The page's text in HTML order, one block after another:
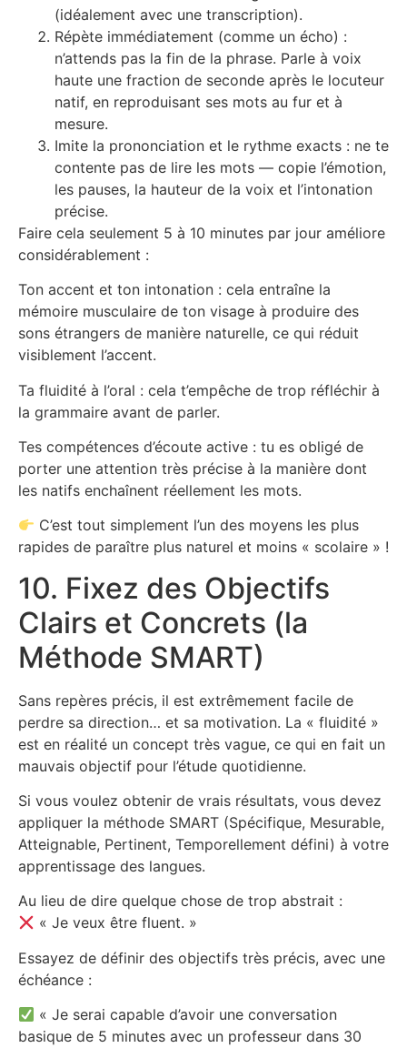
(idéalement avec une transcription).
Répète immédiatement (comme un écho) :
n’attends pas la fin de la phrase. Parle à voix
haute une fraction de seconde après le locuteur
natif, en reproduisant ses mots au fur et à
mesure.
Imite la prononciation et le rythme exacts : ne te
contente pas de lire les mots — copie l’émotion,
les pauses, la hauteur de la voix et l’intonation
précise.
Faire cela seulement 5 à 10 minutes par jour améliore
considérablement :
Ton accent et ton intonation : cela entraîne la
mémoire musculaire de ton visage à produire des
sons étrangers de manière naturelle, ce qui réduit
visiblement l’accent.
Ta fluidité à l’oral : cela t’empêche de trop réfléchir à
la grammaire avant de parler.
Tes compétences d’écoute active : tu es obligé de
porter une attention très précise à la manière dont
les natifs enchaînent réellement les mots.
C’est tout simplement l’un des moyens les plus
rapides de paraître plus naturel et moins « scolaire » !
10. Fixez des Objectifs
Clairs et Concrets (la
Méthode SMART)
Sans repères précis, il est extrêmement facile de
perdre sa direction… et sa motivation. La « fluidité »
est en réalité un concept très vague, ce qui en fait un
mauvais objectif pour l’étude quotidienne.
Si vous voulez obtenir de vrais résultats, vous devez
appliquer la méthode SMART (Spécifique, Mesurable,
Atteignable, Pertinent, Temporellement défini) à votre
apprentissage des langues.
Au lieu de dire quelque chose de trop abstrait :
« Je veux être fluent. »
Essayez de définir des objectifs très précis, avec une
échéance :
« Je serai capable d’avoir une conversation
basique de 5 minutes avec un professeur dans 30